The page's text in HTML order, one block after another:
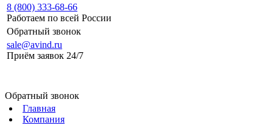
8 (800) 333-68-66
Работаем по всей России
Обратный звонок
sale@avind.ru
Приём заявок 24/7
Обратный звонок
Главная
Компания